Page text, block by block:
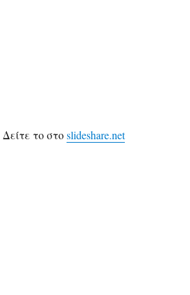
Δείτε το στοslideshare.net